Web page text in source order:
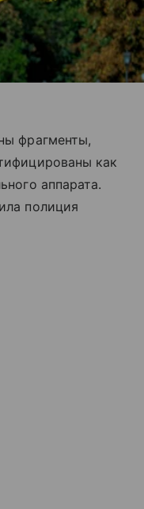
фрагменты,
как
аппарата.
полиция